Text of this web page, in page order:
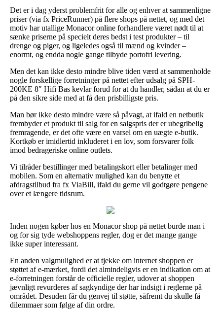
Det er i dag yderst problemfrit for alle og enhver at sammenligne
priser (via fx PriceRunner) på flere shops på nettet, og med det
motiv har utallige Monacor online forhandlere været nødt til at
sænke priserne på specielt deres bedst i test produkter – til
drenge og piger, og ligeledes også til mænd og kvinder –
enormt, og endda nogle gange tilbyde portofri levering.
Men det kan ikke desto mindre blive tiden værd at sammenholde
nogle forskellige forretninger på nettet efter udsalg på SPH-
200KE 8″ Hifi Bas kevlar forud for at du handler, sådan at du er
på den sikre side med at få den prisbilligste pris.
Man bør ikke desto mindre være så påvagt, at ifald en netbutik
frembyder et produkt til salg for en salgspris der er ubegribelig
fremragende, er det ofte være en varsel om en uægte e-butik.
Kortkøb er imidlertid inkluderet i en lov, som forsvarer folk
imod bedrageriske online outlets.
Vi tilråder bestillinger med betalingskort eller betalinger med
mobilen. Som en alternativ mulighed kan du benytte et
afdragstilbud fra fx ViaBill, ifald du gerne vil godtgøre pengene
over et længere tidsrum.
Inden nogen køber hos en Monacor shop på nettet burde man i
og for sig tyde webshoppens regler, dog er det mange gange
ikke super interessant.
En anden valgmulighed er at tjekke om internet shoppen er
støttet af e-mærket, fordi det almindeligvis er en indikation om at
e-forretningen forstår de officielle regler, udover at shoppen
jævnligt revurderes af sagkyndige der har indsigt i reglerne på
området. Desuden får du genvej til støtte, såfremt du skulle få
dilemmaer som følge af din ordre.